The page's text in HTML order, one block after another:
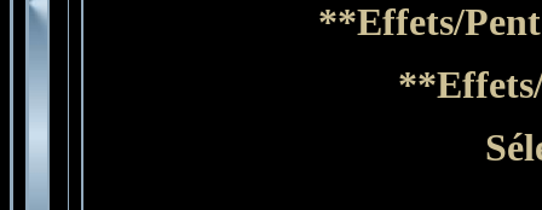
**Effets/